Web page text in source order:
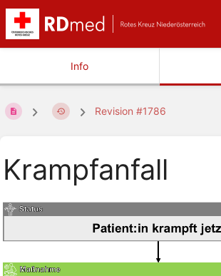
Info
Revision #1786
Krampfanfall